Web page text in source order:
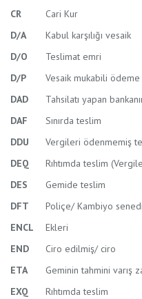
CR
Cari Kur
D/A
Kabul karşılığı vesaik
D/O
Teslimat emri
D/P
Vesaik mukabili ödeme
DAD
Tahsilatı yapan
DAF
Sınırda teslim
DDU
Vergileri ödenmemiş
DEQ
Rıhtımda teslim
DES
Gemide teslim
DFT
Poliçe/ Kambiyo senedi
ENCL
Ekleri
END
Ciro edilmiş/ ciro
ETA
Geminin tahmini varış
EXQ
Rıhtımda teslim